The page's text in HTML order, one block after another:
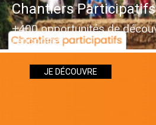
Chantiers Participatifs
+400 opportunités de
rencontrer
JE DÉCOUVRE